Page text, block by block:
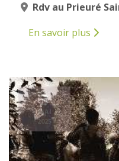
Rdv au Prieuré
En savoir plus
3
MAI
2025